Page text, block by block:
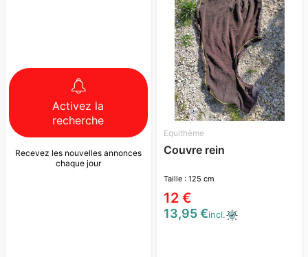
Activez la
recherche
Recevez les nouvelles annonces
chaque jour
Equithème
Couvre rein
Taille : 125 cm
12 €
13,95 €incl.